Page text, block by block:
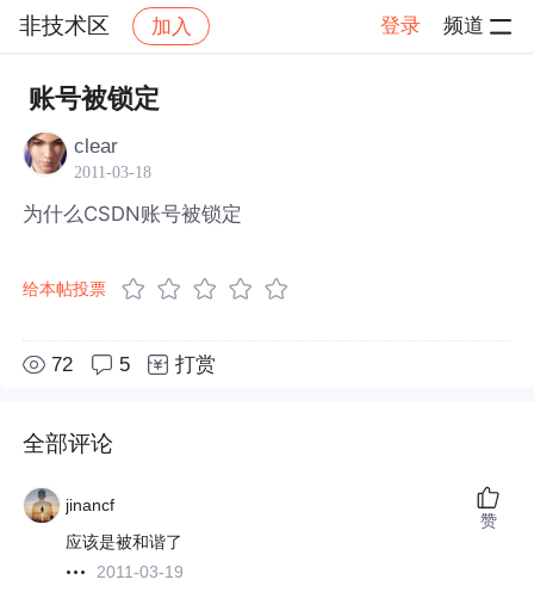
非技术区 加入 登录 频道
社区 非技术区
账号被锁定
clear
2011-03-18
为什么CSDN账号被锁定
给本帖投票
72 5 打赏
全部评论
jinancf
应该是被和谐了
2011-03-19
赞